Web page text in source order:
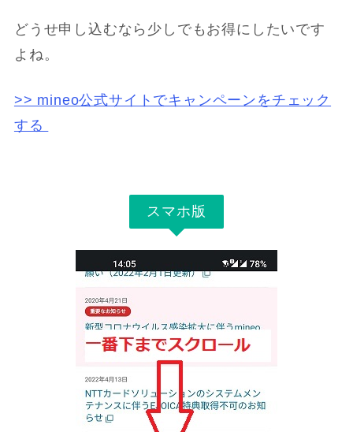
どうせ申し込むなら少しでもお得にしたいです
よね。
>> mineo公式サイトでキャンペーンをチェック
する
スマホ版